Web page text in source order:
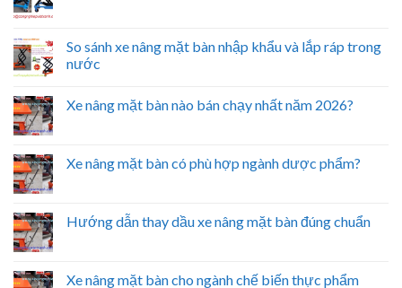
So sánh xe nâng mặt bàn nhập khẩu và lắp ráp trong
nước
Xe nâng mặt bàn nào bán chạy nhất năm 2026?
Xe nâng mặt bàn có phù hợp ngành dược phẩm?
Hướng dẫn thay dầu xe nâng mặt bàn đúng chuẩn
Xe nâng mặt bàn cho ngành chế biến thực phẩm